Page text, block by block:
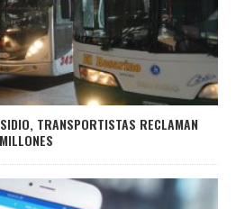
TRANSPORTISTAS RECLAMAN